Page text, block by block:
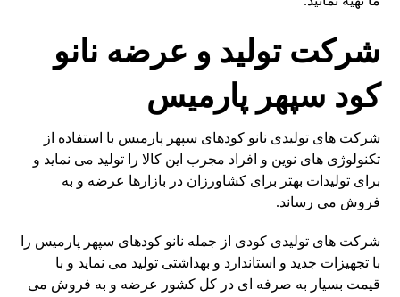
شرکت تولید و عرضه نانو
کود سپهر پارمیس
شرکت های تولیدی نانو کودهای سپهر پارمیس با استفاده از
تکنولوژی های نوین و افراد مجرب این کالا را تولید می نماید و
برای تولیدات بهتر برای کشاورزان در بازارها عرضه و به
فروش می رساند.
شرکت های تولیدی کودی از جمله نانو کودهای سپهر پارمیس را
با تجهیزات جدید و استاندارد و بهداشتی تولید می نماید و با
قیمت بسیار به صرفه ای در کل کشور عرضه و به فروش می